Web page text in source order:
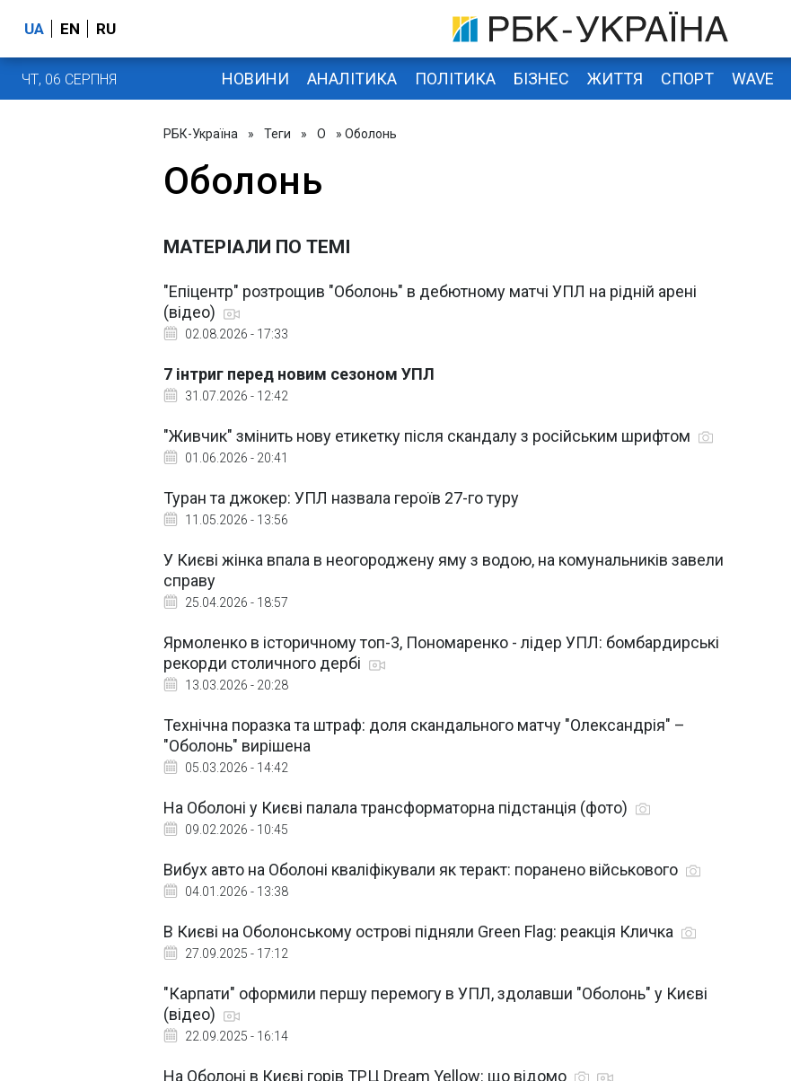
UA EN RU
ЧТ, 06 СЕРПНЯ НОВИНИ АНАЛІТИКА ПОЛІТИКА БІЗНЕС ЖИТТЯ СПОРТ WAVE
РБК-Україна » Теги » О » Оболонь
Оболонь
МАТЕРІАЛИ ПО ТЕМІ
"Епіцентр" розтрощив "Оболонь" в дебютному матчі УПЛ на рідній арені
(відео)
02.08.2026 - 17:33
7 інтриг перед новим сезоном УПЛ
31.07.2026 - 12:42
"Живчик" змінить нову етикетку після скандалу з російським шрифтом
01.06.2026 - 20:41
Туран та джокер: УПЛ назвала героїв 27-го туру
11.05.2026 - 13:56
У Києві жінка впала в неогороджену яму з водою, на комунальників завели
справу
25.04.2026 - 18:57
Ярмоленко в історичному топ-3, Пономаренко - лідер УПЛ: бомбардирські
рекорди столичного дербі
13.03.2026 - 20:28
Технічна поразка та штраф: доля скандального матчу "Олександрія" –
"Оболонь" вирішена
05.03.2026 - 14:42
На Оболоні у Києві палала трансформаторна підстанція (фото)
09.02.2026 - 10:45
Вибух авто на Оболоні кваліфікували як теракт: поранено військового
04.01.2026 - 13:38
В Києві на Оболонському острові підняли Green Flag: реакція Кличка
27.09.2025 - 17:12
"Карпати" оформили першу перемогу в УПЛ, здолавши "Оболонь" у Києві
(відео)
22.09.2025 - 16:14
На Оболоні в Києві горів ТРЦ Dream Yellow: що відомо